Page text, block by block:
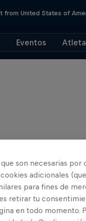
from United States of
Eventos
son necesarias por
adicionales
para fines de
retirar tu
en todo momento.